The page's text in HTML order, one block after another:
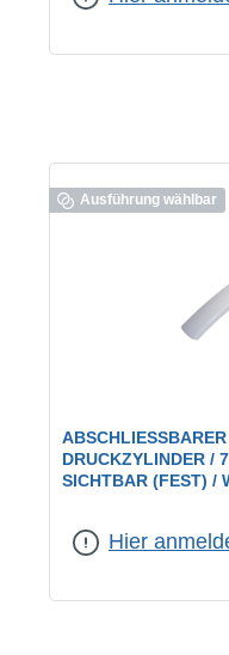
Ausführung wählbar
ABSCHLIESSBARER
RUCKZYLINDER / 7
ICHTBAR (FEST) /
Hier